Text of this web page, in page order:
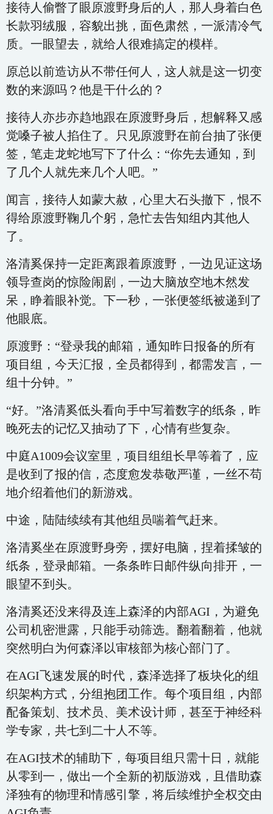
接待人偷瞥了眼原渡野身后的人，那人身着白色
长款羽绒服，容貌出挑，面色肃然，一派清冷气
质。一眼望去，就给人很难搞定的模样。
原总以前造访从不带任何人，这人就是这一切变
数的来源吗？他是干什么的？
接待人亦步亦趋地跟在原渡野身后，想解释又感
觉嗓子被人掐住了。只见原渡野在前台抽了张便
签，笔走龙蛇地写下了什么：“你先去通知，到
了几个人就先来几个人吧。”
闻言，接待人如蒙大赦，心里大石头撤下，恨不
得给原渡野鞠几个躬，急忙去告知组内其他人
了。
洛清奚保持一定距离跟着原渡野，一边见证这场
领导查岗的惊险闹剧，一边大脑放空地木然发
呆，睁着眼补觉。下一秒，一张便签纸被递到了
他眼底。
原渡野：“登录我的邮箱，通知昨日报备的所有
项目组，今天汇报，全员都得到，都需发言，一
组十分钟。”
“好。”洛清奚低头看向手中写着数字的纸条，昨
晚死去的记忆又抽动了下，心情有些复杂。
中庭A1009会议室里，项目组组长早等着了，应
是收到了报的信，态度愈发恭敬严谨，一丝不苟
地介绍着他们的新游戏。
中途，陆陆续续有其他组员喘着气赶来。
洛清奚坐在原渡野身旁，摆好电脑，捏着揉皱的
纸条，登录邮箱。一条条昨日邮件纵向排开，一
眼望不到头。
洛清奚还没来得及连上森泽的内部AGI，为避免
公司机密泄露，只能手动筛选。翻着翻着，他就
突然明白为何森泽以审核部为核心部门了。
在AGI飞速发展的时代，森泽选择了板块化的组
织架构方式，分组抱团工作。每个项目组，内部
配备策划、技术员、美术设计师，甚至于神经科
学专家，共七到二十人不等。
在AGI技术的辅助下，每项目组只需十日，就能
从零到一，做出一个全新的初版游戏，且借助森
泽独有的物理和情感引擎，将后续维护全权交由